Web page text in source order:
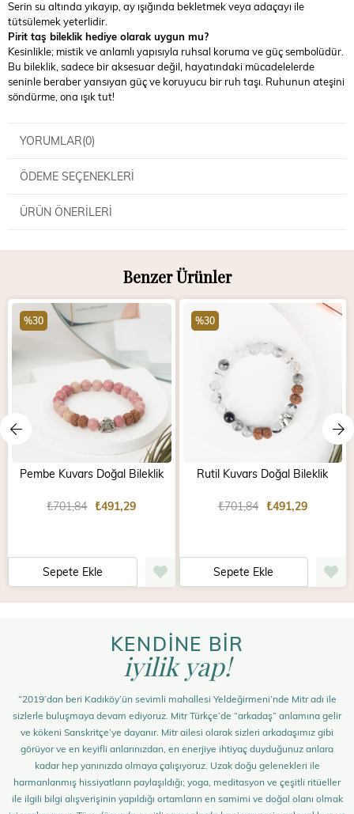
Serin su altında yıkayıp, ay ışığında bekletmek veya adaçayı ile
tütsülemek yeterlidir.
Pirit taş bileklik hediye olarak uygun mu?
Kesinlikle; mistik ve anlamlı yapısıyla ruhsal koruma ve güç sembolüdür.
Bu bileklik, sadece bir aksesuar değil, hayatındaki mücadelelerde
seninle beraber yansıyan güç ve koruyucu bir ruh taşı. Ruhunun ateşini
söndürme, ona ışık tut!
YORUMLAR(0)
ÖDEME SEÇENEKLERI
ÜRÜN ÖNERILERI
Benzer Ürünler
Pembe Kuvars Doğal Bileklik
₺491,29
₺701,84
Sepete Ekle
%30
Rutil Kuvars Doğal Bileklik
₺491,29
₺701,84
Sepete Ekle
%30
KENDİNE BİR
iyilik yap!
“2019’dan beri Kadıköy’ün sevimli mahallesi Yeldeğirmeni’nde Mitr adı ile
sizlerle buluşmaya devam ediyoruz. Mitr Türkçe’de “arkadaş” anlamına gelir
ve kökeni Sanskritçe’ye dayanır. Mitr ailesi olarak sizleri arkadaşımız gibi
görüyor ve en keyifli anlarınızdan, en enerjiye ihtiyaç duyduğunuz anlara
kadar hep yanınızda olmaya çalışıyoruz. Uzak doğu gelenekleri ile
harmanlanmış hissiyatların paylaşıldığı; yoga, meditasyon ve çeşitli ritüeller
ile ilgili bilgi alışverişinin yapıldığı ortamların en samimi ve doğal olanı olmak